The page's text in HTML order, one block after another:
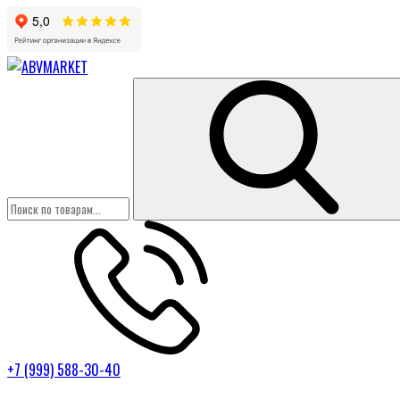
+7 (999) 588-30-40